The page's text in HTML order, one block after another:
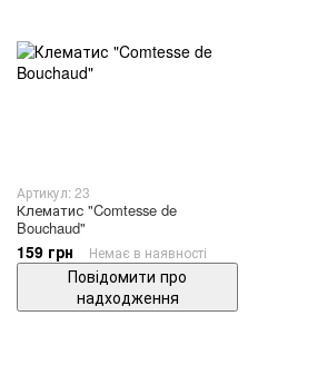
Артикул: 23
Клематис "Comtesse de
Bouchaud"
159 грн Немає в наявності
Повідомити про
надходження